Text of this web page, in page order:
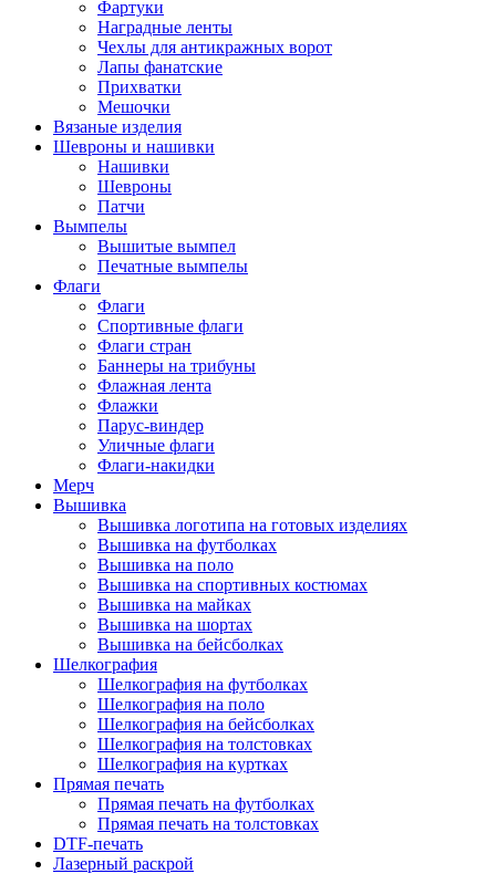
Фартуки
Наградные ленты
Чехлы для антикражных ворот
Лапы фанатские
Прихватки
Мешочки
Вязаные изделия
Шевроны и нашивки
Нашивки
Шевроны
Патчи
Вымпелы
Вышитые вымпел
Печатные вымпелы
Флаги
Флаги
Спортивные флаги
Флаги стран
Баннеры на трибуны
Флажная лента
Флажки
Парус-виндер
Уличные флаги
Флаги-накидки
Мерч
Вышивка
Вышивка логотипа на готовых изделиях
Вышивка на футболках
Вышивка на поло
Вышивка на спортивных костюмах
Вышивка на майках
Вышивка на шортах
Вышивка на бейсболках
Шелкография
Шелкография на футболках
Шелкография на поло
Шелкография на бейсболках
Шелкография на толстовках
Шелкография на куртках
Прямая печать
Прямая печать на футболках
Прямая печать на толстовках
DTF-печать
Лазерный раскрой